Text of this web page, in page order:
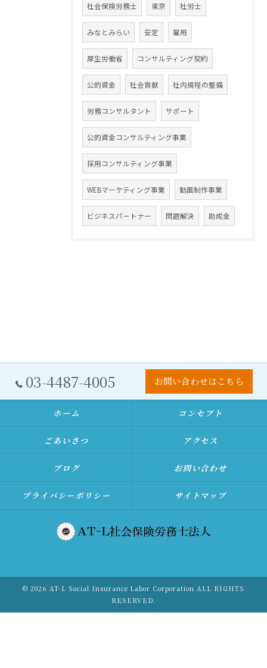
社会保険労務士 東京 社労士
みなとみらい 安定 雇用
厚生労働省 コンサルティング契約
公的資金 社会貢献 社内規程の整備
労務コンサルタント サポート
公的資金コンサルティング事業
採用コンサルティング事業
WEBマーケティング事業 動画制作事業
ビジネスパートナー 問題解決 助成金
03-4487-4005 お問い合わせはこちら
ホーム コンセプト
ごあいさつ アクセス
ブログ お問い合わせ
プライバシーポリシー サイトマップ
© 2026 AT-L Social Insurance Labor Corporation ALL RIGHTS
RESERVED.